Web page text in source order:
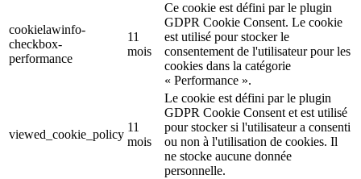
cookielawinfo-
checkbox-
performance
11
mois
Ce cookie est défini par le plugin
GDPR Cookie Consent. Le cookie
est utilisé pour stocker le
consentement de l'utilisateur pour les
cookies dans la catégorie
« Performance ».
viewed_cookie_policy
11
mois
Le cookie est défini par le plugin
GDPR Cookie Consent et est utilisé
pour stocker si l'utilisateur a consenti
ou non à l'utilisation de cookies. Il
ne stocke aucune donnée
personnelle.